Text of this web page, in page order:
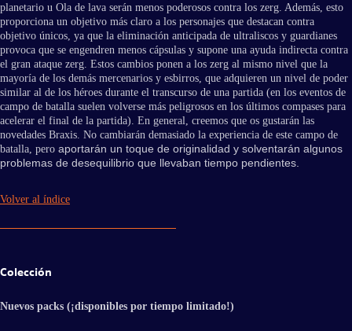
planetario u Ola de lava serán menos poderosos contra los zerg. Además, esto
proporciona un objetivo más claro a los personajes que destacan contra
objetivo únicos, ya que la eliminación anticipada de ultraliscos y guardianes
provoca que se engendren menos cápsulas y supone una ayuda indirecta contra
el gran ataque zerg. Estos cambios ponen a los zerg al mismo nivel que la
mayoría de los demás mercenarios y esbirros, que adquieren un nivel de poder
similar al de los héroes durante el transcurso de una partida (en los eventos de
campo de batalla suelen volverse más peligrosos en los últimos compases para
acelerar el final de la partida). En general, creemos que os gustarán las
novedades Braxis. No cambiarán demasiado la experiencia de este campo de
batalla, pero aportarán un toque de originalidad y solventarán algunos
problemas de desequilibrio que llevaban tiempo pendientes.
Volver al índice
Colección
Nuevos packs (¡disponibles por tiempo limitado!)